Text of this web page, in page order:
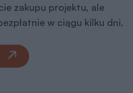
zakupu projektu, ale
w ciągu kilku dni.